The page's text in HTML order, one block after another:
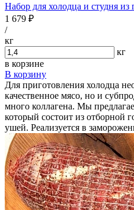
Набор для холодца и студня
1 679 ₽
/
кг
кг
в корзине
В корзину
Для приготовления холодца
качественное мясо, но и
много коллагена. Мы
который состоит из отборной
ушей. Реализуется в